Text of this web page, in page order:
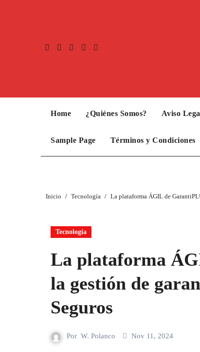
Home ¿Quiénes Somos? Aviso
Sample Page Términos y Condiciones
Inicio Tecnología La plataforma ÁGIL de
Tecnología
La plataforma
la gestión de
Seguros
Por W. Polanco Nov 11, 2024